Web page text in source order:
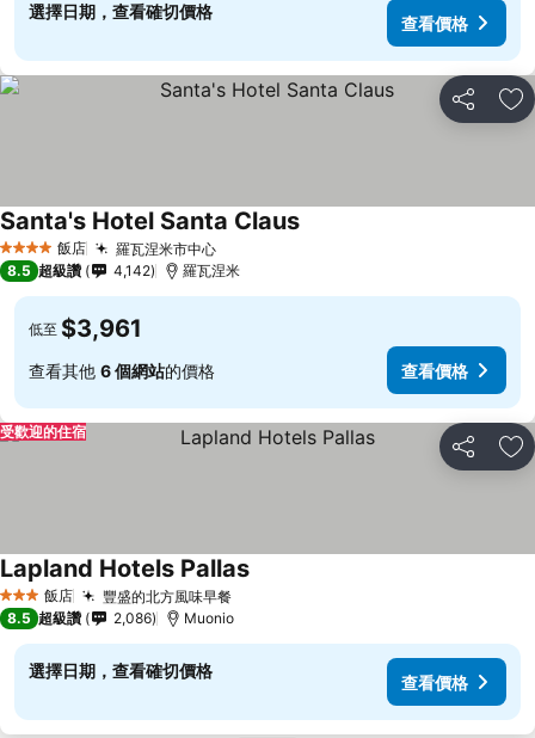
選擇日期，查看確切價格
查看價格
分享 加
4 星級 飯店 羅瓦涅米市中心
Santa's Hotel Santa Claus
8.5 超級讚 4,142 羅瓦涅米
低至 $3,961
查看其他 6 個網站的價格 查看價格
分享 加
受歡迎的住宿
3 星級 飯店 豐盛的北方風味早餐
Lapland Hotels Pallas
8.5 超級讚 2,086 Muonio
選擇日期，查看確切價格
查看價格